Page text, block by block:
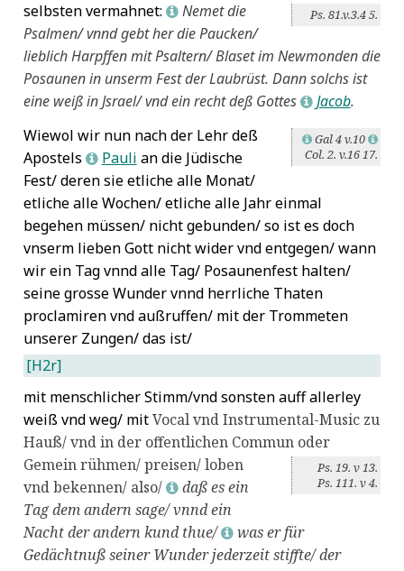
Plato 7
Plutarch 7
Praetorius, Michael 7
Raphael 7
Salomo 7
Sartorius, Johann Friedrich
Saul 7
Schickhardt, Heinrich 7
Schnepf, Dietrich 7
Schütz, Heinrich 7
Sirach, Jesus
Solinus, Gaius Julius
Steinfeld, Gottfried 7
Stephan II. (Papst) 7
Svatopluk I. von Mähren 7
Theodosius I. 7
Trotzendorf, Valentin
Vincentius, Caspar 7
Vitalianus 7
Weichsel, Johann 7
Zephania 7
Zethos 7
Ps. 81.v.3.4 5.
selbsten vermahnet: L Nemet die
Psalmen/ vnnd gebt her die Paucken/
lieblich Harpffen mit Psaltern/ Blaset im Newmonden die
Posaunen in unserm Fest der Laubrüst. Dann solchs ist
eine weiß in Jsrael/ vnd ein recht deß Gottes L Jacob.
LGal 4 v.10 L
Col. 2. v.16 17.
Wiewol wir nun nach der Lehr deß
Apostels L Pauli an die Jüdische
Fest/ deren sie etliche alle Monat/
etliche alle Wochen/ etliche alle Jahr einmal
begehen müssen/ nicht gebunden/ so ist es doch
vnserm lieben Gott nicht wider vnd entgegen/ wann
wir ein Tag vnnd alle Tag/ Posaunenfest halten/
seine grosse Wunder vnnd herrliche Thaten
proclamiren vnd außruffen/ mit der Trommeten
unserer Zungen/ das ist/
[H2r]
mit menschlicher Stimm/vnd sonsten auff allerley
weiß vnd weg/ mitVocal vndInstrumental-Music zu
Hauß/ vnd in der offentlichen Commun oder
Gemein rühmen/ preisen/
Ps. 19. v 13.
Ps. 111. v 4.
loben
vnd bekennen/ also/ L daß es ein
Tag dem andern sage/ vnnd ein
Nacht der andern kund thue/ L was er für
Gedächtnuß seiner Wunder jederzeit stiffte/ der